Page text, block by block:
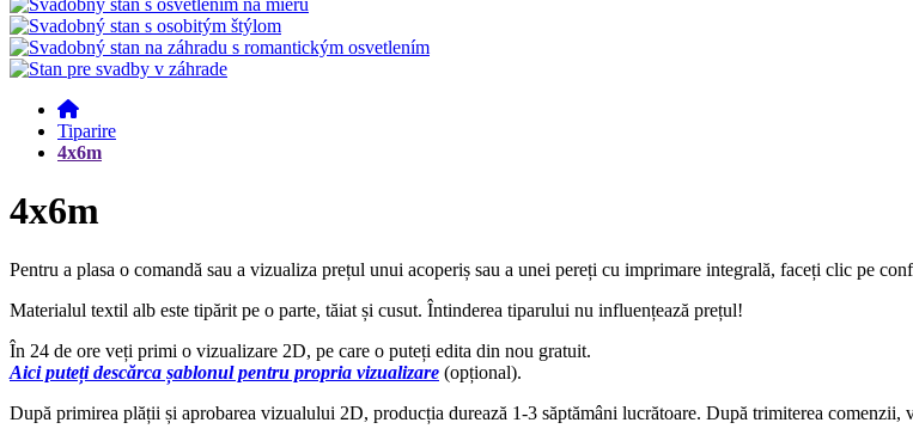
Tiparire
4x6m
4x6m
Pentru a plasa o comandă sau a vizualiza prețul unui acoperiș sau a unei pereți cu imprimare integrală, faceți clic pe
Materialul textil alb este tipărit pe o parte, tăiat și cusut. Întinderea tiparului nu influențează prețul!
În 24 de ore veți primi o vizualizare 2D, pe care o puteți edita din nou gratuit.
Aici puteți descărca șablonul pentru propria vizualizare (opțional).
După primirea plății și aprobarea vizualului 2D, producția durează 1-3 săptămâni lucrătoare. După trimiterea